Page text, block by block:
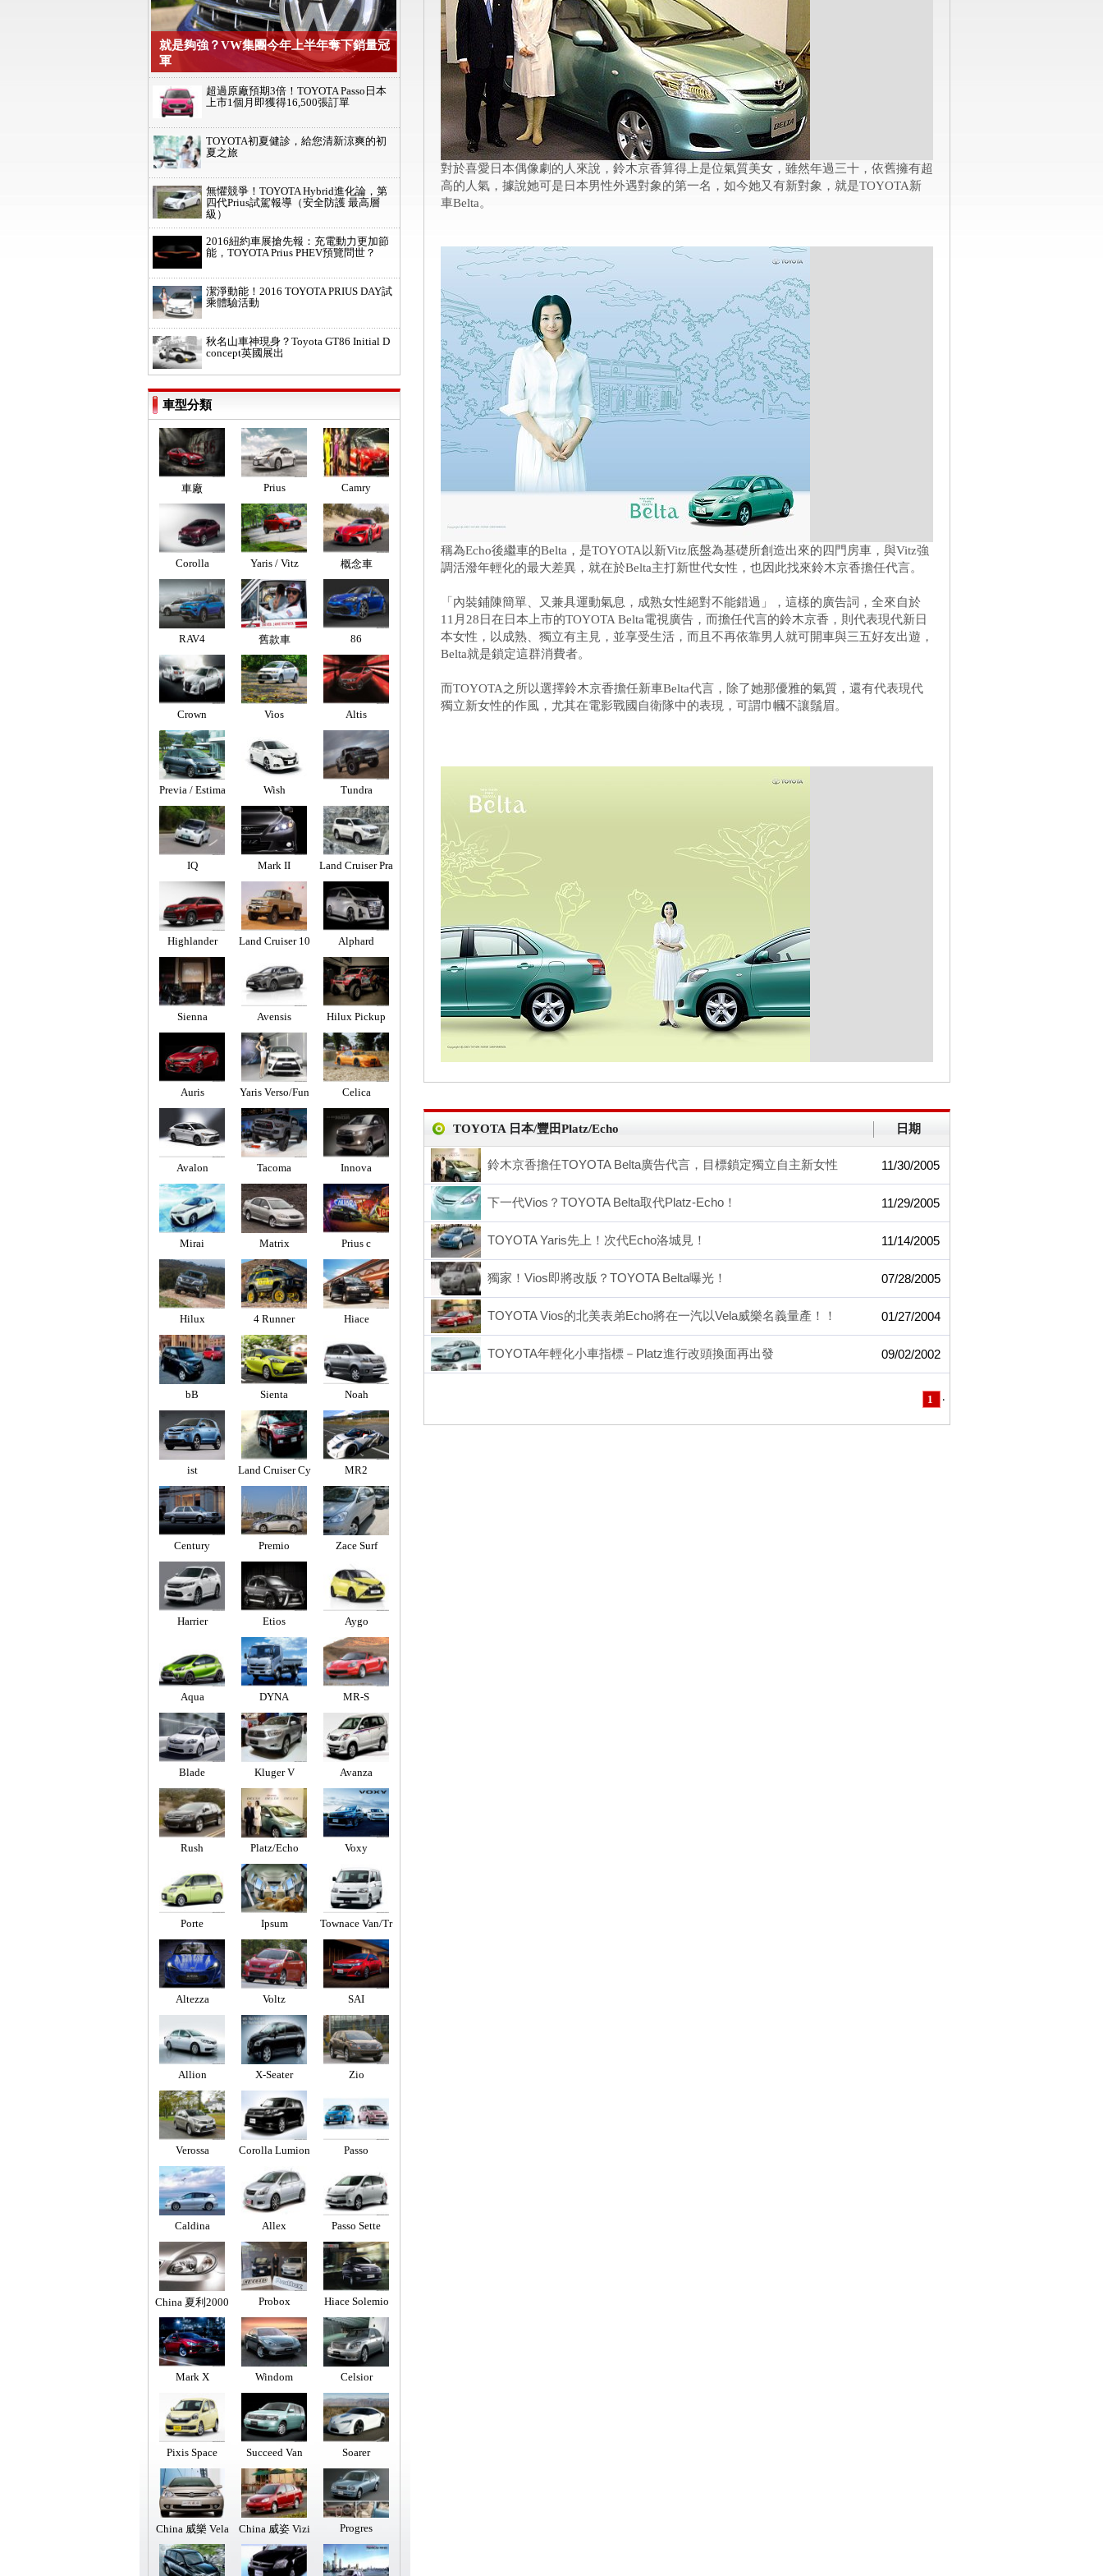
就是夠強？VW集團今年上半年奪下銷量冠
軍
超過原廠預期3倍！TOYOTA Passo日本
上市1個月即獲得16,500張訂單
TOYOTA初夏健診，給您清新涼爽的初
夏之旅
無懼競爭！TOYOTA Hybrid進化論，第
四代Prius試駕報導（安全防護 最高層
級）
2016紐約車展搶先報：充電動力更加節
能，TOYOTA Prius PHEV預覽問世？
潔淨動能！2016 TOYOTA PRIUS DAY試
乘體驗活動
秋名山車神現身？Toyota GT86 Initial D
concept英國展出
車型分類
車廠 Prius Camry
Corolla Yaris / Vitz 概念車
RAV4 舊款車 86
Crown Vios Altis
Previa / Estima Wish Tundra
IQ Mark II
Land Cruiser Pra
do
Highlander
Land Cruiser 10
Alphard
Sienna Avensis Hilux Pickup
Auris
Yaris Verso/Fun
Cargo
Celica
Avalon Tacoma Innova
Mirai Matrix Prius c
Hilux 4 Runner Hiace
bB Sienta Noah
ist
Land Cruiser Cy
gnus
MR2
Century Premio Zace Surf
Harrier Etios Aygo
Aqua DYNA MR-S
Blade Kluger V Avanza
Rush Platz/Echo Voxy
Porte Ipsum
Townace Van/Tr
uck
Altezza Voltz SAI
Allion X-Seater Zio
Verossa Corolla Lumion Passo
Caldina Allex Passo Sette
China 夏利2000 Probox Hiace Solemio
Mark X Windom Celsior
Pixis Space Succeed Van Soarer
China 威樂 Vela China 威姿 Vizi Progres
對於喜愛日本偶像劇的人來說，鈴木京香算得上是位氣質美女，雖然年過三十，依舊擁有超
高的人氣，據說她可是日本男性外遇對象的第一名，如今她又有新對象，就是TOYOTA新
車Belta。
稱為Echo後繼車的Belta，是TOYOTA以新Vitz底盤為基礎所創造出來的四門房車，與Vitz強
調活潑年輕化的最大差異，就在於Belta主打新世代女性，也因此找來鈴木京香擔任代言。
「內裝鋪陳簡單、又兼具運動氣息，成熟女性絕對不能錯過」，這樣的廣告詞，全來自於
11月28日在日本上市的TOYOTA Belta電視廣告，而擔任代言的鈴木京香，則代表現代新日
本女性，以成熟、獨立有主見，並享受生活，而且不再依靠男人就可開車與三五好友出遊，
Belta就是鎖定這群消費者。
而TOYOTA之所以選擇鈴木京香擔任新車Belta代言，除了她那優雅的氣質，還有代表現代
獨立新女性的作風，尤其在電影戰國自衛隊中的表現，可謂巾幗不讓鬚眉。
TOYOTA 日本/豐田Platz/Echo 日期
鈴木京香擔任TOYOTA Belta廣告代言，目標鎖定獨立自主新女性 11/30/2005
下一代Vios？TOYOTA Belta取代Platz-Echo！ 11/29/2005
TOYOTA Yaris先上！次代Echo洛城見！ 11/14/2005
獨家！Vios即將改版？TOYOTA Belta曝光！ 07/28/2005
TOYOTA Vios的北美表弟Echo將在一汽以Vela威樂名義量產！！ 01/27/2004
TOYOTA年輕化小車指標－Platz進行改頭換面再出發 09/02/2002
1 ‧